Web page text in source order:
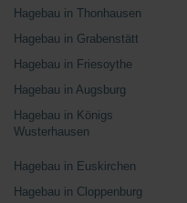
Hagebau in Thonhausen
Hagebau in Grabenstätt
Hagebau in Friesoythe
Hagebau in Augsburg
Hagebau in Königs
Wusterhausen
Hagebau in Euskirchen
Hagebau in Cloppenburg